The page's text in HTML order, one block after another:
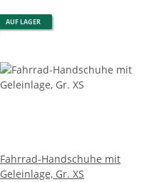
AUF LAGER
Fahrrad-Handschuhe mit
Geleinlage, Gr. XS